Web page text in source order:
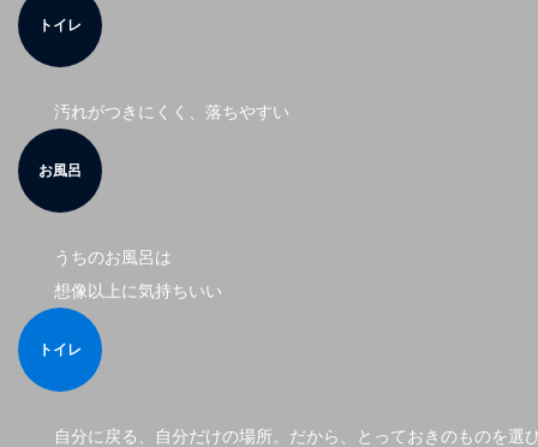
トイレ
汚れがつきにくく、落ちやすい
お風呂
うちのお風呂は
想像以上に気持ちいい
トイレ
自分に戻る、自分だけの場所。だから、とっておきのものを選